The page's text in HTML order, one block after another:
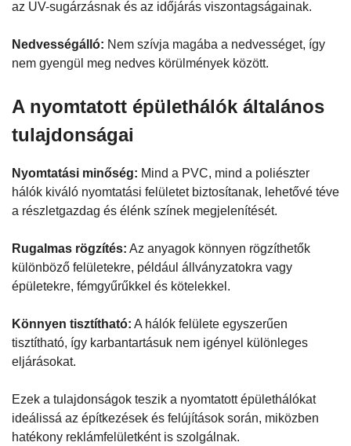
az UV-sugárzásnak és az időjárás viszontagságainak.
Nedvességálló: Nem szívja magába a nedvességet, így
nem gyengül meg nedves körülmények között.
A nyomtatott épülethálók általános
tulajdonságai
Nyomtatási minőség: Mind a PVC, mind a poliészter
hálók kiváló nyomtatási felületet biztosítanak, lehetővé téve
a részletgazdag és élénk színek megjelenítését.
Rugalmas rögzítés: Az anyagok könnyen rögzíthetők
különböző felületekre, például állványzatokra vagy
épületekre, fémgyűrűkkel és kötelekkel.
Könnyen tisztítható: A hálók felülete egyszerűen
tisztítható, így karbantartásuk nem igényel különleges
eljárásokat.
Ezek a tulajdonságok teszik a nyomtatott épülethálókat
ideálissá az építkezések és felújítások során, miközben
hatékony reklámfelületként is szolgálnak.